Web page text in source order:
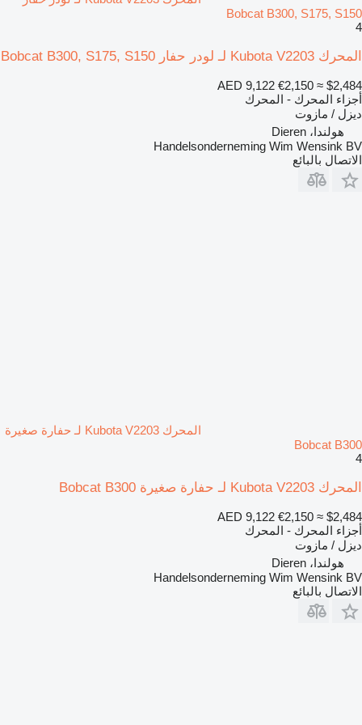
Bobcat B300, S175, S150
4
المحرك Kubota V2203 لـ لودر حفار Bobcat B300, S175, S150
AED 9,122 €2,150 ≈ $2,484
أجزاء المحرك - المحرك
ديزل / مازوت
هولندا، Dieren
Handelsonderneming Wim Wensink BV
الاتصال بالبائع
المحرك Kubota V2203 لـ حفارة صغيرة
Bobcat B300
4
المحرك Kubota V2203 لـ حفارة صغيرة Bobcat B300
AED 9,122 €2,150 ≈ $2,484
أجزاء المحرك - المحرك
ديزل / مازوت
هولندا، Dieren
Handelsonderneming Wim Wensink BV
الاتصال بالبائع